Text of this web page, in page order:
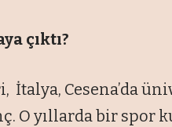
çıktı?
İtalya, Cesena’da
O yıllarda bir spor